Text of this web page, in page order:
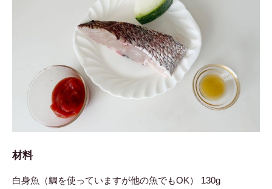
材料
白身魚（鯛を使っていますが他の魚でもOK） 130g